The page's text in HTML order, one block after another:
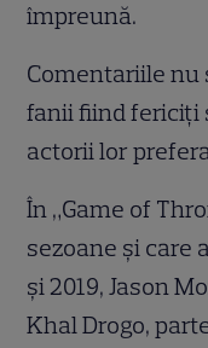
împreună.
Comentariile
fanii fiind fericiți
actorii lor
În „Game of
sezoane și care
și 2019, Jason
Khal Drogo,